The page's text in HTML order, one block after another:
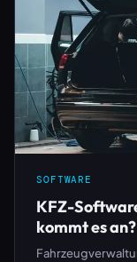
SOFTWARE
KFZ-
kommt es an?